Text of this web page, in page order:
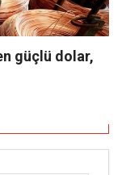
güçlü dolar,